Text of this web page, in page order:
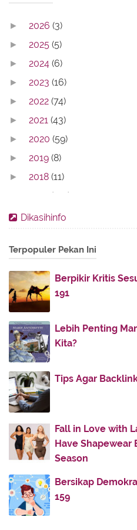
► 2026 (3)
► 2025 (5)
► 2024 (6)
► 2023 (16)
► 2022 (74)
► 2021 (43)
► 2020 (59)
► 2019 (8)
► 2018 (11)
(142)
► 2016(11)
► 2012(86)
▼ 2011
► November
► July(51)
► June(38)
► May
► April(30)
▼ March
DUNIA SERBA TUHAN
BANYAK
Yang Sesat dan Yang
Yang Paling
Dikasihinfo
Terpopuler Pekan Ini
Berpikir Kritis
191
Lebih Penting
Kita?
Tips Agar
Fall in Love with
Have Shapewear
Season
Bersikap
159